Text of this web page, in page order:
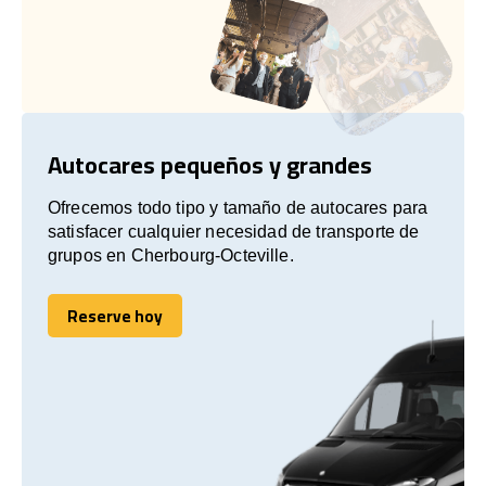
Autocares pequeños y grandes
Ofrecemos todo tipo y tamaño de autocares para
satisfacer cualquier necesidad de transporte de
grupos en Cherbourg-Octeville.
Reserve hoy
Reserve hoy